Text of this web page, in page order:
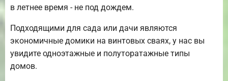
в летнее время - не под дождем.
Подходящими для сада или дачи являются
экономичные домики на винтовых сваях, у нас вы
увидите одноэтажные и полуторатажные типы
домов.